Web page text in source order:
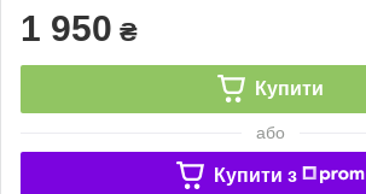
1 950 ₴
Купити
або
Купити з